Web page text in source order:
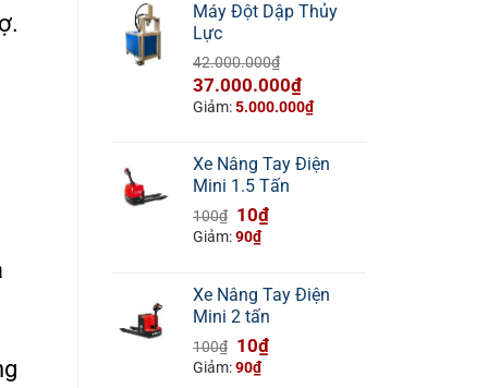
Máy Đột Dập Thủy
Lực
42.000.000₫
Giá
gốc
42.000.000₫.
37.000.000₫Giá
hiện
là:
37.000.000₫.
Giảm:5.000.000₫
Xe Nâng Tay Điện
Mini 1.5 Tấn
100₫ Giá
gốc
10₫Giá
10₫.
Giảm:90₫
Xe Nâng Tay Điện
Mini 2 tấn
100₫ Giá
gốc
10₫Giá
Giảm:90₫